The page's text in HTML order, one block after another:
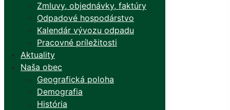
Zmluvy, objednávky, faktúry
Odpadové hospodárstvo
Kalendár vývozu odpadu
Pracovné príležitosti
Aktuality
Naša obec
Geografická poloha
Demografia
História